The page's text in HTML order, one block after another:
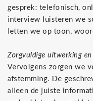
gesprek: telefonisch,
interview luisteren we
letten we op toon,
Zorgvuldige uitwerking
Vervolgens zorgen we
afstemming. De
alleen de juiste